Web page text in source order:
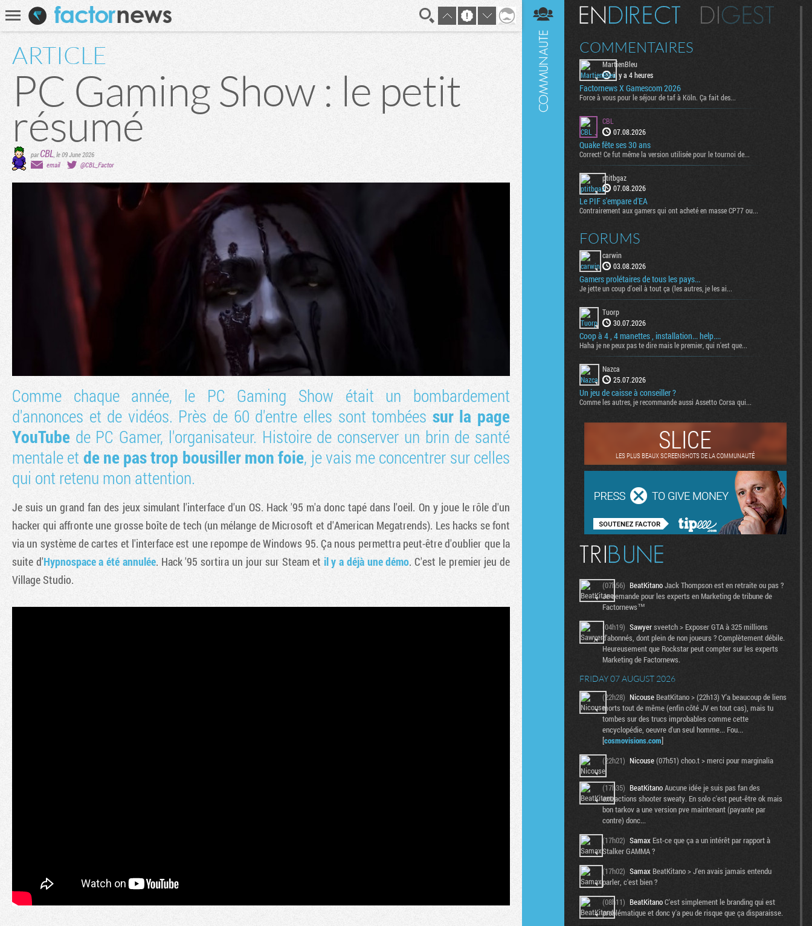
Recherche
ARTICLE
PC Gaming Show : le petit
résumé
parCBL le 09 June 2026
email
@CBL_Factor
Comme chaque année, le PC Gaming Show était un bombardement
d'annonces et de vidéos. Près de 60 d'entre elles sont tombées sur la page
YouTube de PC Gamer, l'organisateur. Histoire de conserver un brin de santé
mentale etde ne pas trop bousiller mon foie, je vais me concentrer sur celles
qui ont retenu mon attention.
Je suis un grand fan des jeux simulant l'interface d'un OS. Hack '95 m'a donc tapé dans l'oeil. On y joue le rôle d'un
hacker qui affronte une grosse boîte de tech (un mélange de Microsoft et d'American Megatrends). Les hacks se font
via un système de cartes et l'interface est une repompe de Windows 95. Ça nous permettra peut-être d'oublier que la
suite d'Hypnospace a été annulée. Hack '95 sortira un jour sur Steam et il y a déjà une démo. C'est le premier jeu de
Village Studio.
En direct Digest
COMMENTAIRES
MartienBleu
il y a 4 heures
Factornews X Gamescom 2026
Force à vous pour le séjour de taf à Köln. Ça fait des...
CBL
07.08.2026
Quake fête ses 30 ans
Correct! Ce fut même la version utilisée pour le tournoi de...
ptitbgaz
07.08.2026
Le PIF s'empare d'EA
Contrairement aux gamers qui ont acheté en masse CP77 ou...
FORUMS
carwin
03.08.2026
Gamers prolétaires de tous les pays...
Je jette un coup d'oeil à tout ça (les autres, je les ai...
Tuorp
30.07.2026
Coop à 4 , 4 manettes , installation... help....
Haha je ne peux pas te dire mais le premier, qui n'est que...
Nazca
25.07.2026
Un jeu de caisse à conseiller ?
Comme les autres, je recommande aussi Assetto Corsa qui...
SLICE
LES PLUS BEAUX SCREENSHOTS DE LA COMMUNAUTÉ
Tribune
(07h56) BeatKitanoJack Thompson est en retraite ou pas ?
Je demande pour les experts en Marketing de tribune de
Factornews™
(04h19) Sawyersveetch > Exposer GTA à 325 millions
d'abonnés, dont plein de non joueurs ? Complètement débile.
Heureusement que Rockstar peut compter sur les experts
Marketing de Factornews.
FRIDAY 07 AUGUST 2026
(22h28) Nicouse BeatKitano > (22h13) Y'a beaucoup de liens
morts tout de même (enfin côté JV en tout cas), mais tu
tombes sur des trucs improbables comme cette
encyclopédie, oeuvre d'un seul homme... Fou...
[cosmovisions.com]
(22h21) Nicouse(07h51) choo.t > merci pour marginalia
(17h35) BeatKitanoAucune idée je suis pas fan des
extractions shooter sweaty. En solo c'est peut-être ok mais
bon tarkov a une version pve maintenant (payante par
contre) donc...
(17h02) Samax Est-ce que ça a un intérêt par rapport à
Stalker GAMMA ?
(17h02) Samax BeatKitano > J'en avais jamais entendu
parler, c'est bien ?
(08h11) BeatKitanoC'est simplement le branding qui est
problématique et donc y'a peu de risque que ça disparaisse.